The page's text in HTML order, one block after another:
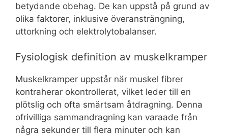
betydande obehag. De kan uppstå på grund av
olika faktorer, inklusive överansträngning,
uttorkning och elektrolytobalanser.
Fysiologisk definition av muskelkramper
Muskelkramper uppstår när muskel fibrer
kontraherar okontrollerat, vilket leder till en
plötslig och ofta smärtsam åtdragning. Denna
ofrivilliga sammandragning kan varaade från
några sekunder till flera minuter och kan